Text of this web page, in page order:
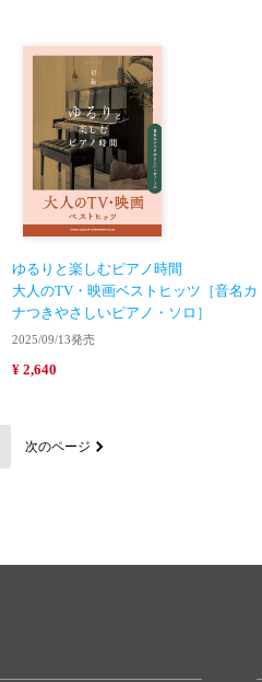
ゆるりと楽しむピアノ時間
大人のTV・映画ベストヒッツ［音名カ
ナつきやさしいピアノ・ソロ］
2025/09/13発売
¥ 2,640
次のページ